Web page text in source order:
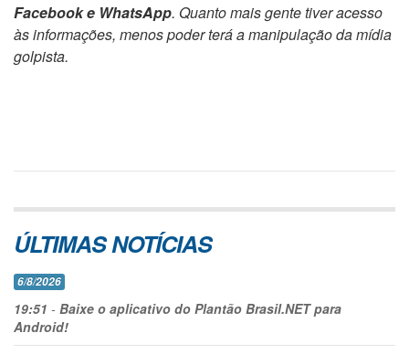
Facebook e WhatsApp. Quanto mais gente tiver acesso
às informações, menos poder terá a manipulação da mídia
golpista.
ÚLTIMAS NOTÍCIAS
6/8/2026
19:51 - Baixe o aplicativo do Plantão Brasil.NET para
Android!